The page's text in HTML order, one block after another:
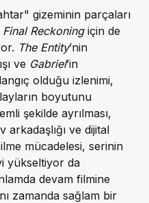
gizeminin parçaları
Final Reckoningiçin de
The Entity’nin
ve Gabriel’in
olduğu izlenimi,
boyutunu
şekilde ayrılması,
arkadaşlığı ve dijital
mücadelesi, serinin
yükseltiyor da
devam filmine
zamanda sağlam bir